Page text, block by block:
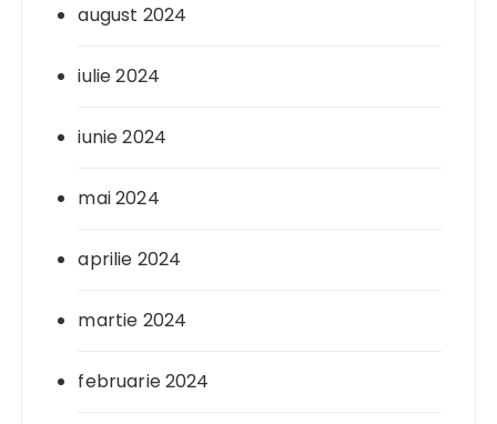
august 2024
iulie 2024
iunie 2024
mai 2024
aprilie 2024
martie 2024
februarie 2024